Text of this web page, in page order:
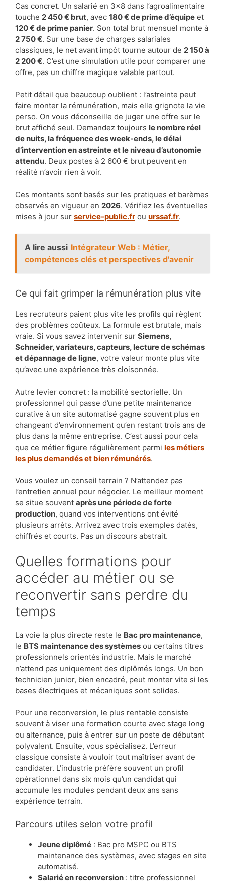
Cas concret. Un salarié en 3×8 dans l’agroalimentaire
touche 2 450 € brut, avec 180 € de prime d’équipe et
120 € de prime panier. Son total brut mensuel monte à
2 750 €. Sur une base de charges salariales
classiques, le net avant impôt tourne autour de 2 150 à
2 200 €. C’est une simulation utile pour comparer une
offre, pas un chiffre magique valable partout.
Petit détail que beaucoup oublient : l’astreinte peut
faire monter la rémunération, mais elle grignote la vie
perso. On vous déconseille de juger une offre sur le
brut affiché seul. Demandez toujours le nombre réel
de nuits, la fréquence des week-ends, le délai
d’intervention en astreinte et le niveau d’autonomie
attendu. Deux postes à 2 600 € brut peuvent en
réalité n’avoir rien à voir.
Ces montants sont basés sur les pratiques et barèmes
observés en vigueur en 2026. Vérifiez les éventuelles
mises à jour sur service-public.fr ou urssaf.fr.
A lire aussi Intégrateur Web : Métier,
compétences clés et perspectives d'avenir
Ce qui fait grimper la rémunération plus vite
Les recruteurs paient plus vite les profils qui règlent
des problèmes coûteux. La formule est brutale, mais
vraie. Si vous savez intervenir sur Siemens,
Schneider, variateurs, capteurs, lecture de schémas
et dépannage de ligne, votre valeur monte plus vite
qu’avec une expérience très cloisonnée.
Autre levier concret : la mobilité sectorielle. Un
professionnel qui passe d’une petite maintenance
curative à un site automatisé gagne souvent plus en
changeant d’environnement qu’en restant trois ans de
plus dans la même entreprise. C’est aussi pour cela
que ce métier figure régulièrement parmi les métiers
les plus demandés et bien rémunérés.
Vous voulez un conseil terrain ? N’attendez pas
l’entretien annuel pour négocier. Le meilleur moment
se situe souvent après une période de forte
production, quand vos interventions ont évité
plusieurs arrêts. Arrivez avec trois exemples datés,
chiffrés et courts. Pas un discours abstrait.
Quelles formations pour
accéder au métier ou se
reconvertir sans perdre du
temps
La voie la plus directe reste le Bac pro maintenance,
le BTS maintenance des systèmes ou certains titres
professionnels orientés industrie. Mais le marché
n’attend pas uniquement des diplômés longs. Un bon
technicien junior, bien encadré, peut monter vite si les
bases électriques et mécaniques sont solides.
Pour une reconversion, le plus rentable consiste
souvent à viser une formation courte avec stage long
ou alternance, puis à entrer sur un poste de débutant
polyvalent. Ensuite, vous spécialisez. L’erreur
classique consiste à vouloir tout maîtriser avant de
candidater. L’industrie préfère souvent un profil
opérationnel dans six mois qu’un candidat qui
accumule les modules pendant deux ans sans
expérience terrain.
Parcours utiles selon votre profil
Jeune diplômé : Bac pro MSPC ou BTS
maintenance des systèmes, avec stages en site
automatisé.
Salarié en reconversion : titre professionnel